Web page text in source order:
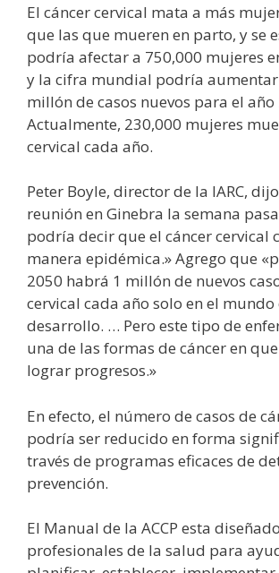
El cáncer cervical mata a más
que las que mueren en parto, y se
podría afectar a 750,000 mujeres
y la cifra mundial podría aumentar
millón de casos nuevos para el año
Actualmente, 230,000 mujeres
cervical cada año.
Peter Boyle, director de la IARC,
reunión en Ginebra la semana
podría decir que el cáncer cervical
manera epidémica.» Agrego que
2050 habrá 1 millón de nuevos
cervical cada año solo en el mundo
desarrollo. … Pero este tipo de
una de las formas de cáncer en
lograr progresos.»
En efecto, el número de casos de
podría ser reducido en forma
través de programas eficaces de
prevención.
El Manual de la ACCP esta
profesionales de la salud para